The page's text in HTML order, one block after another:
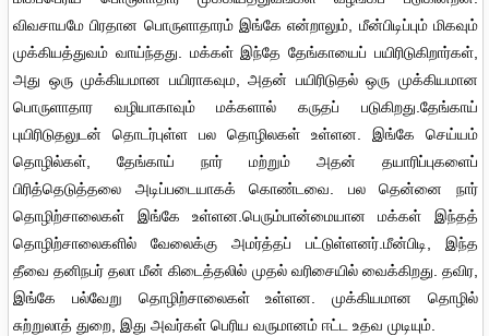
விவசாயமே பிரதான பொருளாதாரம் இங்கே என்றாலும், மீன்பிடிப்பும் மிகவும்
முக்கியத்துவம் வாய்ந்தது. மக்கள் இந்தே தேங்காயைப் பயிரிடுகிறார்கள்,
அது ஒரு முக்கியமான பயிராகவும, அதன் பயிரிடுதல் ஒரு முக்கியமான
பொருளாதார வழியாகாவும் மக்களால் கருதப் படுகிறது.தேங்காய்
புயிரிடுதலுடன் தொடர்புள்ள பல தொழிலகள் உள்ளன. இங்கே செய்யம்
தொழில்கள், தேங்காய் நார் மற்றும் அதன் தயாரிப்புகளைப்
பிரித்தெடுத்தலை அடிப்படையாகக் கொண்டவை. பல தென்னை நார்
தொழிற்சாலைகள் இங்கே உள்ளன.பெரும்பான்மையான மக்கள் இந்தத்
தொழிற்சாலைகளில் வேலைக்கு அமர்த்தப் பட்டுள்ளனர்.மீன்பிடி, இந்த
தீவை தனிநபர் தலா மீன் கிடைத்தலில் முதல் வரிசையில் வைக்கிறது. தவிர,
இங்கே பல்வேறு தொழிற்சாலைகள் உள்ளன. முக்கியமான தொழில்
சுற்றுலாத் துறை, இது அவர்கள் பெரிய வருமானம் ஈட்ட உதவ முடியும்.